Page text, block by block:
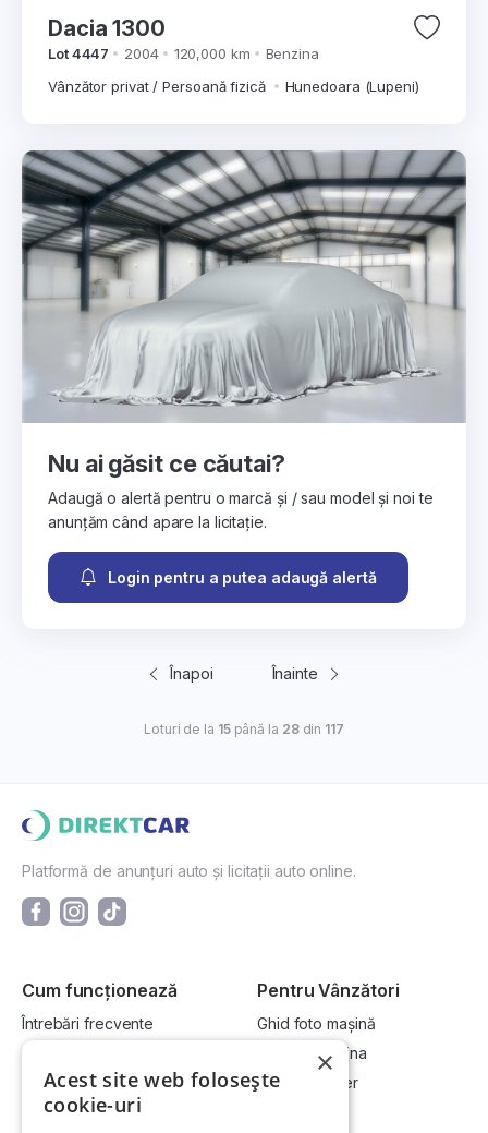
Dacia 1300
Lot 4447 2004 120,000 km
Benzina
Vânzător privat / Persoană fizică
Hunedoara (Lupeni)
Nu ai găsit ce căutai?
Adaugă o alertă pentru o marcă și / sau model și noi te
anunțăm când apare la licitație.
Login pentru a putea adaugă alertă
Înapoi Înainte
Loturi de la 15până la 28din 117
Platformă de anunțuri auto și licitații auto online.
Cum funcționează
Întrebări frecvente
Cum vând la licitație?
Pentru Vânzători
Ghid foto mașină
Vinde-ți mașina
Devino dealer
×
Acest site web folosește
cookie-uri